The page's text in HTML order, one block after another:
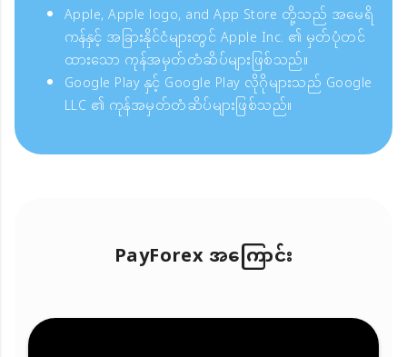
Apple, Apple logo, and App Store တို့သည် အမေရိ
ကန်နှင့် အခြားနိုင်ငံများတွင် Apple Inc. ၏ မှတ်ပုံတင်
ထားသော ကုန်အမှတ်တံဆိပ်များဖြစ်သည်။
Google Play နှင့် Google Play လိုဂိုများသည် Google
LLC ၏ ကုန်အမှတ်တံဆိပ်များဖြစ်သည်။
PayForex အကြောင်း